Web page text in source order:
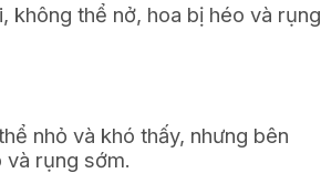
không thể nở, hoa bị héo và rụng
nhỏ và khó thấy, nhưng bên
và rụng sớm.